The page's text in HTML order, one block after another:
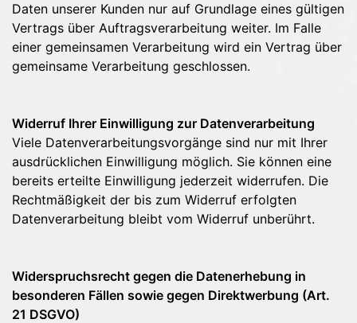
Daten unserer Kunden nur auf Grundlage eines gültigen
Vertrags über Auftragsverarbeitung weiter. Im Falle
einer gemeinsamen Verarbeitung wird ein Vertrag über
gemeinsame Verarbeitung geschlossen.
Widerruf Ihrer Einwilligung zur Datenverarbeitung
Viele Datenverarbeitungsvorgänge sind nur mit Ihrer
ausdrücklichen Einwilligung möglich. Sie können eine
bereits erteilte Einwilligung jederzeit widerrufen. Die
Rechtmäßigkeit der bis zum Widerruf erfolgten
Datenverarbeitung bleibt vom Widerruf unberührt.
Widerspruchsrecht gegen die Datenerhebung in
besonderen Fällen sowie gegen Direktwerbung (Art.
21 DSGVO)